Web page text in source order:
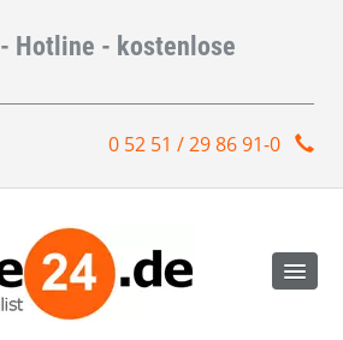
- Hotline - kostenlose
0 52 51 / 29 86 91-0